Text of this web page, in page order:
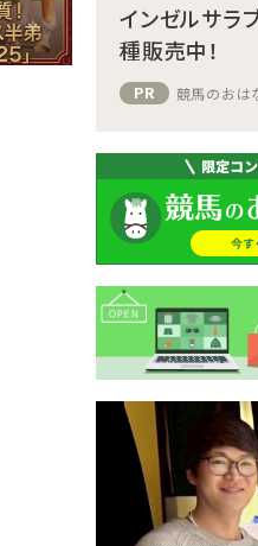
インゼルサラ
種販売中！
PR 競馬のおは